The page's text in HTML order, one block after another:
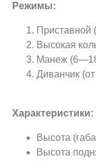
Режимы:
Приставной
Высокая
Манеж
Диванчик
Характеристики:
Высота
Высота